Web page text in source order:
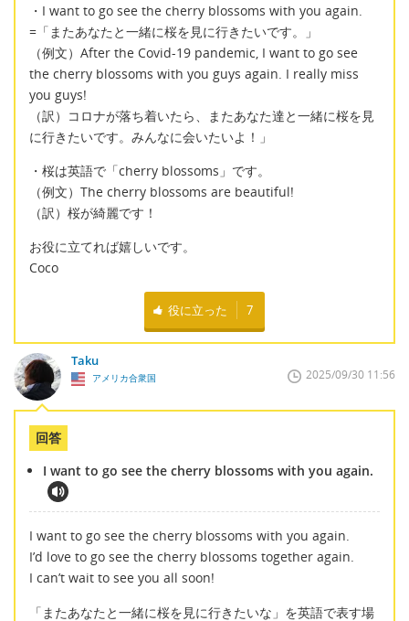
・I want to go see the cherry blossoms with you again.
=「またあなたと一緒に桜を見に行きたいです。」
（例文）After the Covid-19 pandemic, I want to go see
the cherry blossoms with you guys again. I really miss
you guys!
（訳）コロナが落ち着いたら、またあなた達と一緒に桜を見
に行きたいです。みんなに会いたいよ！」
・桜は英語で「cherry blossoms」です。
（例文）The cherry blossoms are beautiful!
（訳）桜が綺麗です！
お役に立てれば嬉しいです。
Coco
役に立った 7
Taku
アメリカ合衆国 2025/09/30 11:56
回答
I want to go see the cherry blossoms with you again.
I want to go see the cherry blossoms with you again.
I’d love to go see the cherry blossoms together again.
I can’t wait to see you all soon!
「またあなたと一緒に桜を見に行きたいな」を英語で表す場